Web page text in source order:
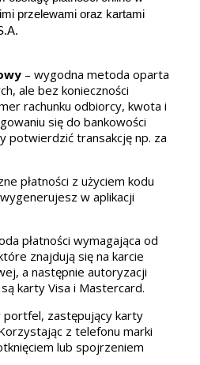
przelewami oraz kartami
– wygodna metoda oparta
ale bez konieczności
rachunku odbiorcy, kwota i
się do bankowości
potwierdzić transakcję np. za
płatności z użyciem kodu
w aplikacji
płatności wymagająca od
znajdują się na karcie
a następnie autoryzacji
karty Visa i Mastercard.
zastępujący karty
z telefonu marki
lub spojrzeniem